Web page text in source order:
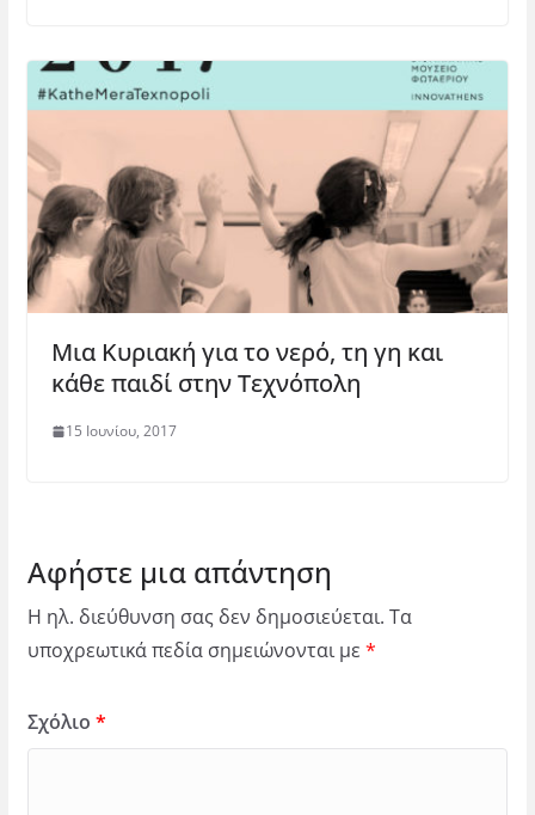
Μια Κυριακή για το νερό, τη γη και
κάθε παιδί στην Τεχνόπολη
15 Ιουνίου, 2017
Αφήστε μια απάντηση
Η ηλ. διεύθυνση σας δεν δημοσιεύεται. Τα
υποχρεωτικά πεδία σημειώνονται με *
Σχόλιο *